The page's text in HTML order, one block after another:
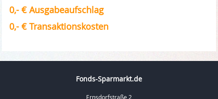
0,- € Ausgabeaufschlag
0,- € Transaktionskosten
Fonds-Sparmarkt.de
Ernsdorfstraße 2